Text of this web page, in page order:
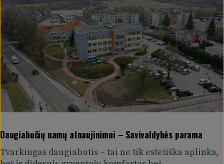
Daugiabučių namų atnaujinimui – Savivaldybės parama
Tvarkingas daugiabutis – tai ne tik estetiška aplinka,